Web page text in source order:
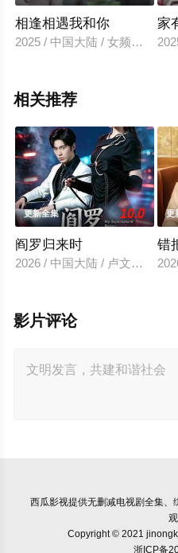
相逢相遇我和你
2025 / 中国大陆 / 女频恋爱
家
相关推荐
更新全集 10.0
阎罗归来时
2026 / 中国大陆 / 卢文洁＆谢
更
错
影片评论
西瓜影视提供无删减电视剧全集、
Copyright © 2021
浙ICP备